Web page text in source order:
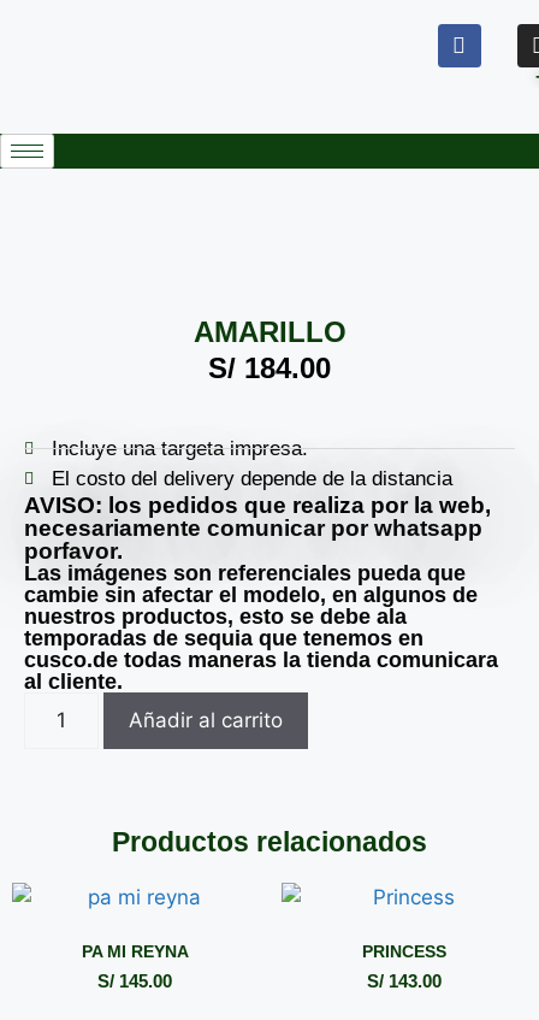
AMARILLO
S/ 184.00
Incluye una targeta impresa.
El costo del delivery depende de la distancia
AVISO: los pedidos que realiza por la web,
necesariamente comunicar por whatsapp
porfavor.
Las imágenes son referenciales pueda que
cambie sin afectar el modelo, en algunos de
nuestros productos, esto se debe ala
temporadas de sequia que tenemos en
cusco.de todas maneras la tienda comunicara
al cliente.
Añadir al carrito
Productos relacionados
PA MI REYNA
S/ 145.00
PRINCESS
S/ 143.00